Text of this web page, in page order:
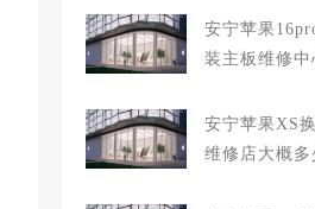
安宁苹果
装主板维修中
安宁苹果XS
维修店大概多